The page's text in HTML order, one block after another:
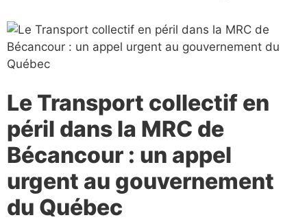
Le Transport collectif en
péril dans la MRC de
Bécancour : un appel
urgent au gouvernement
du Québec